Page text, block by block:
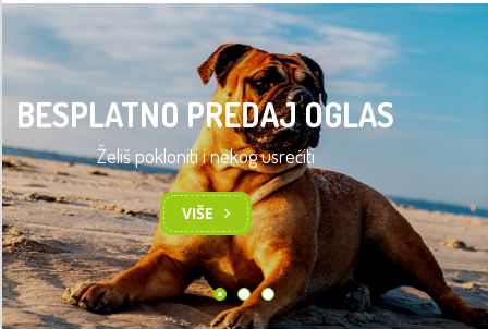
BESPLATNO PREDAJ OGLAS
Želiš pokloniti i nekog usrećiti
VIŠE